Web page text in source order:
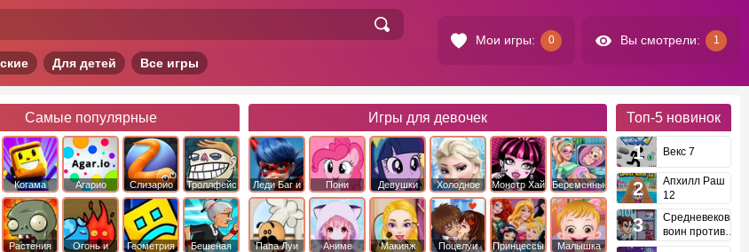
Мои игры: 0 Вы смотрели: 1
Для детей Все игры
Самые популярные
Когама Агарио Слизарио
Троллфейс
квест
Растения
Огонь и
Геометрия
Бешеная
Игры для девочек
Леди Баг и
Супер Кот
Пони
Дружба это
Девушки
Эквестрии
Холодное
Сердце
Монстр Хай Беременные
Папа Луи Аниме Макияж Поцелуи
Принцессы
Малышка
Топ-5 новинок
Векс 7
Апхилл Раш
12
Средневековый
воин против